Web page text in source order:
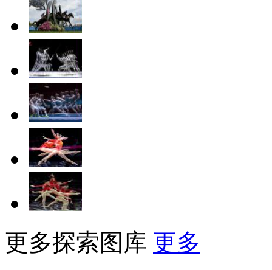
更多探索图库 更多